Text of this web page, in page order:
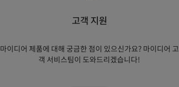
고객 지원
마이디어 제품에 대해 궁금한 점이 있으신가요? 마이디어 고
객 서비스팀이 도와드리겠습니다!